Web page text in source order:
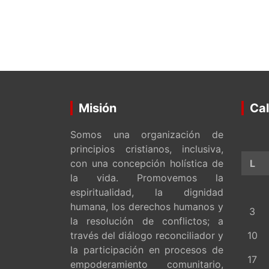
Misión
Somos una organización de
principios cristianos, inclusiva,
con una concepción holística de
la vida. Promovemos la
espiritualidad, la dignidad
humana, los derechos humanos y
la resolución de conflictos; a
través del diálogo reconciliador y
la participación en procesos de
empoderamiento comunitario,
L
3
10
17